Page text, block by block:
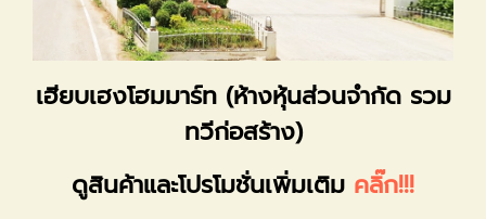
เฮียบเฮงโฮมมาร์ท (ห้างหุ้นส่วนจำกัด รวม
ทวีก่อสร้าง)
ดูสินค้าและโปรโมชั่นเพิ่มเติม คลิ๊ก!!!